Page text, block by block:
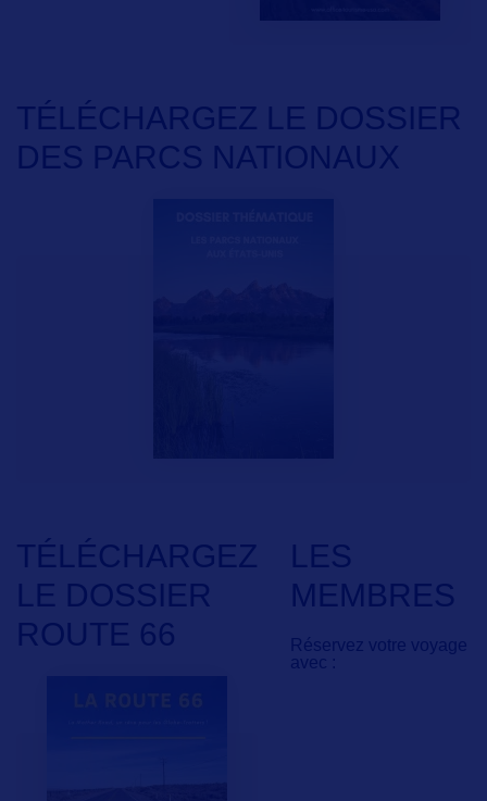
LES
MEMBRES
Réservez votre voyage
avec :
TÉLÉCHARGEZ LE DOSSIER
DES PARCS NATIONAUX
TÉLÉCHARGEZ
LE DOSSIER
ROUTE 66